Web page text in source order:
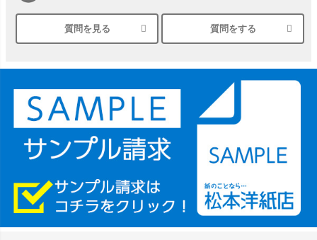
シルバーペーパーにEPSON EP-30VAで印刷するときの設定
は？
ーSC-P8050に対応してますか
塩ビのロール紙で離型紙が透明の商品はありますか
つや消し半透明ラベルのロールタイプはありますか？
縦420mm×横650mmの包装紙に適した紙はありますか？
質問を見る 質問をする